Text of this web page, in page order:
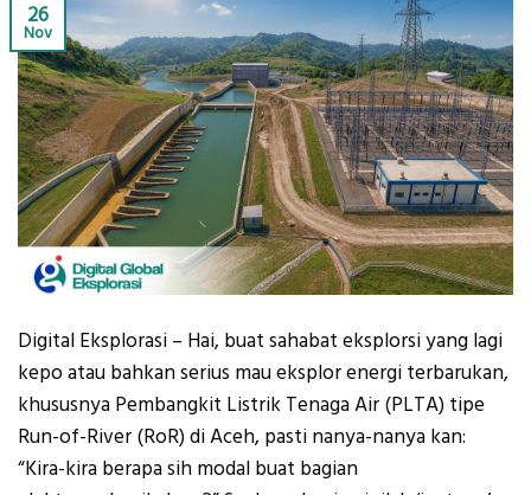
26
Nov
Digital Eksplorasi – Hai, buat sahabat eksplorsi yang lagi
kepo atau bahkan serius mau eksplor energi terbarukan,
khususnya Pembangkit Listrik Tenaga Air (PLTA) tipe
Run-of-River (RoR) di Aceh, pasti nanya-nanya kan:
“Kira-kira berapa sih modal buat bagian